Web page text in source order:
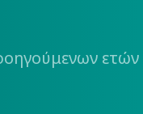
ετών